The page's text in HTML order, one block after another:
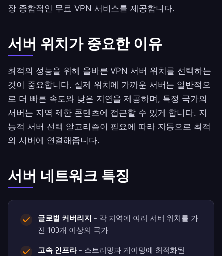
장 종합적인 무료 VPN 서비스를 제공합니다.
서버 위치가 중요한 이유
최적의 성능을 위해 올바른 VPN 서버 위치를 선택하는
것이 중요합니다. 실제 위치에 가까운 서버는 일반적으
로 더 빠른 속도와 낮은 지연을 제공하며, 특정 국가의
서버는 지역 제한 콘텐츠에 접근할 수 있게 합니다. 지
능적 서버 선택 알고리즘이 필요에 따라 자동으로 최적
의 서버에 연결해줍니다.
서버 네트워크 특징
글로벌 커버리지 - 각 지역에 여러 서버 위치를 가
진 100개 이상의 국가
고속 인프라- 스트리밍과 게이밍에 최적화된